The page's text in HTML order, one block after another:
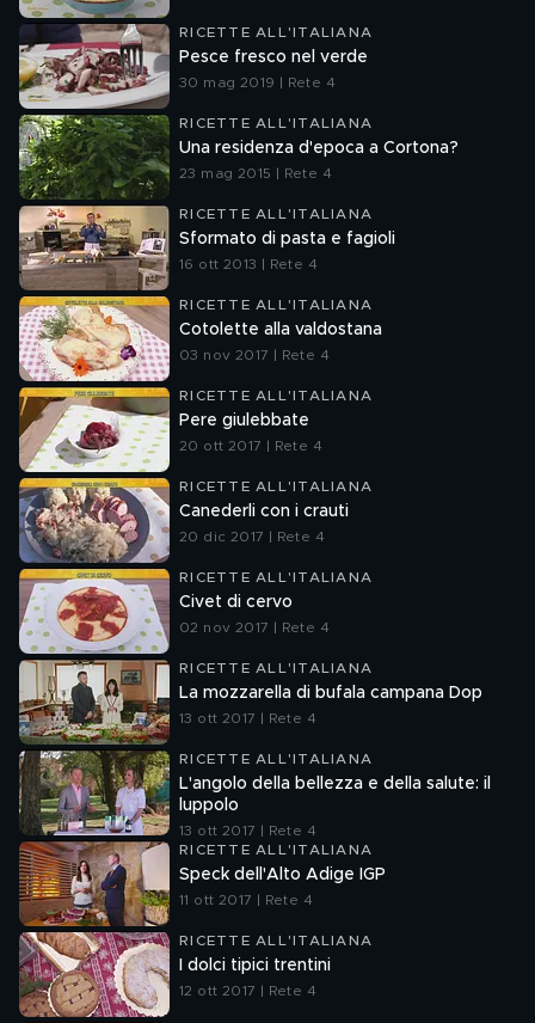
RICETTE ALL'ITALIANA
Pesce fresco nel verde
30 mag 2019 | Rete 4
RICETTE ALL'ITALIANA
Una residenza d'epoca a Cortona?
23 mag 2015 | Rete 4
RICETTE ALL'ITALIANA
Sformato di pasta e fagioli
16 ott 2013 | Rete 4
RICETTE ALL'ITALIANA
Cotolette alla valdostana
03 nov 2017 | Rete 4
RICETTE ALL'ITALIANA
Pere giulebbate
20 ott 2017 | Rete 4
RICETTE ALL'ITALIANA
Canederli con i crauti
20 dic 2017 | Rete 4
RICETTE ALL'ITALIANA
Civet di cervo
02 nov 2017 | Rete 4
RICETTE ALL'ITALIANA
La mozzarella di bufala campana Dop
13 ott 2017 | Rete 4
RICETTE ALL'ITALIANA
L'angolo della bellezza e della salute: il
luppolo
13 ott 2017 | Rete 4
RICETTE ALL'ITALIANA
Speck dell'Alto Adige IGP
11 ott 2017 | Rete 4
RICETTE ALL'ITALIANA
I dolci tipici trentini
12 ott 2017 | Rete 4